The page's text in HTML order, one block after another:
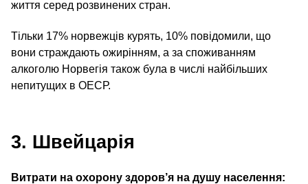
життя серед розвинених стран.
Тільки 17% норвежців курять, 10% повідомили, що
вони страждають ожирінням, а за споживанням
алкоголю Норвегія також була в числі найбільших
непитущих в ОЕСР.
3. Швейцарія
Витрати на охорону здоров’я на душу населення: